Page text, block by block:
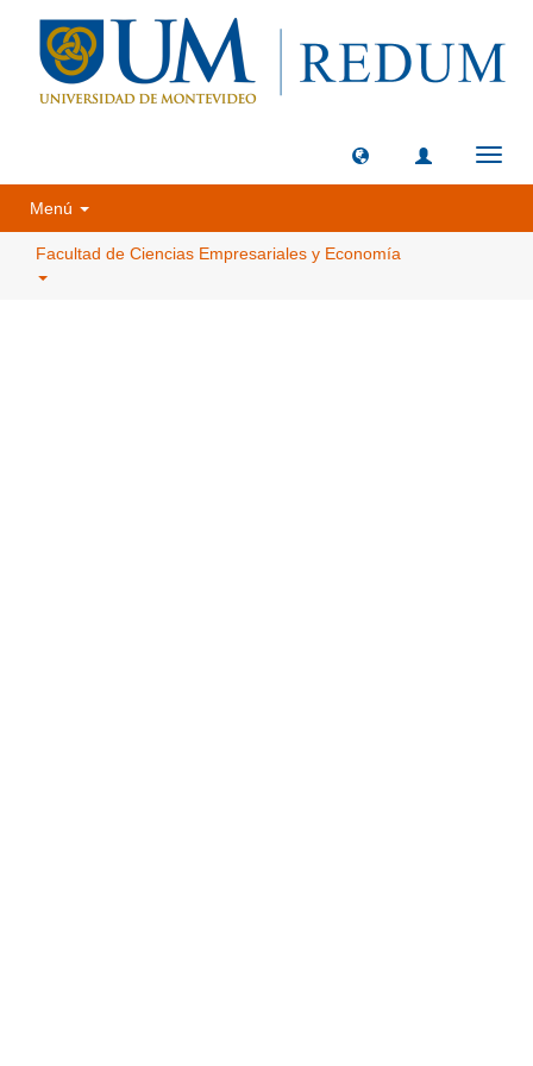
Menú
Facultad de Ciencias Empresariales y Economía